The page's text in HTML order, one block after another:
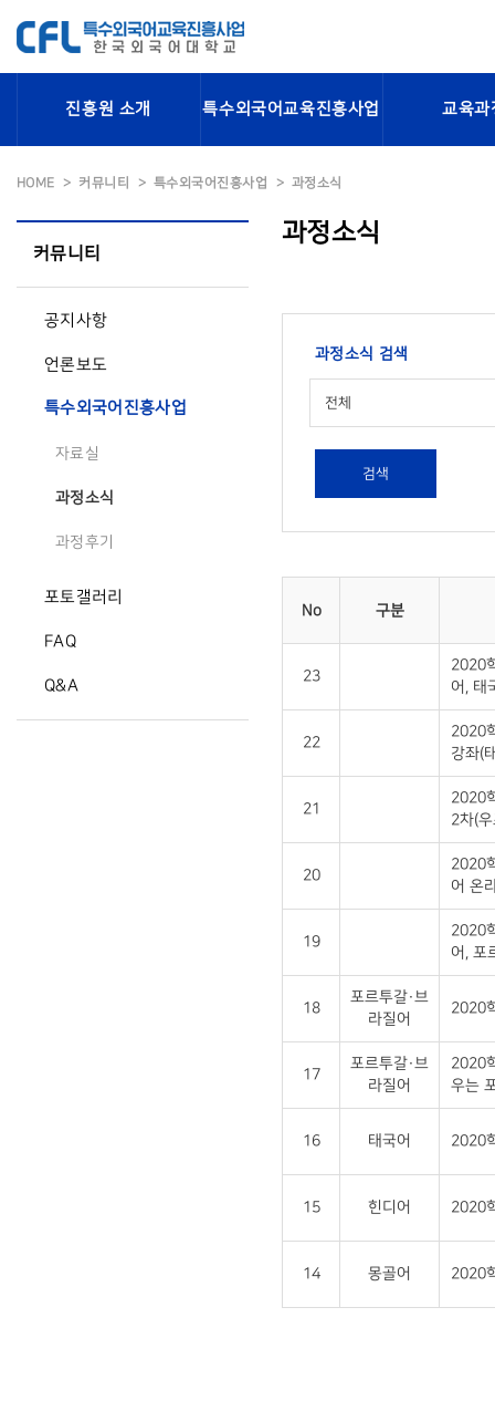
진흥원 소개 특수외국어교육진흥사업 교육과
HOME 커뮤니티 특수외국어진흥사업 과정소식
커뮤니티
공지사항
언론보도
특수외국어진흥사업
자료실
과정소식
과정후기
포토갤러리
FAQ
Q&A
과정소식
과정소식 검색
전체
검색
No 구분
23
2020
어, 태
22
2020
강좌(
21
2020
2차(
20
2020
어 온
19
2020
어, 포
18
포르투갈·브
라질어
2020
17
포르투갈·브
라질어
2020
우는
16 태국어 2020
15 힌디어 2020
14 몽골어 2020